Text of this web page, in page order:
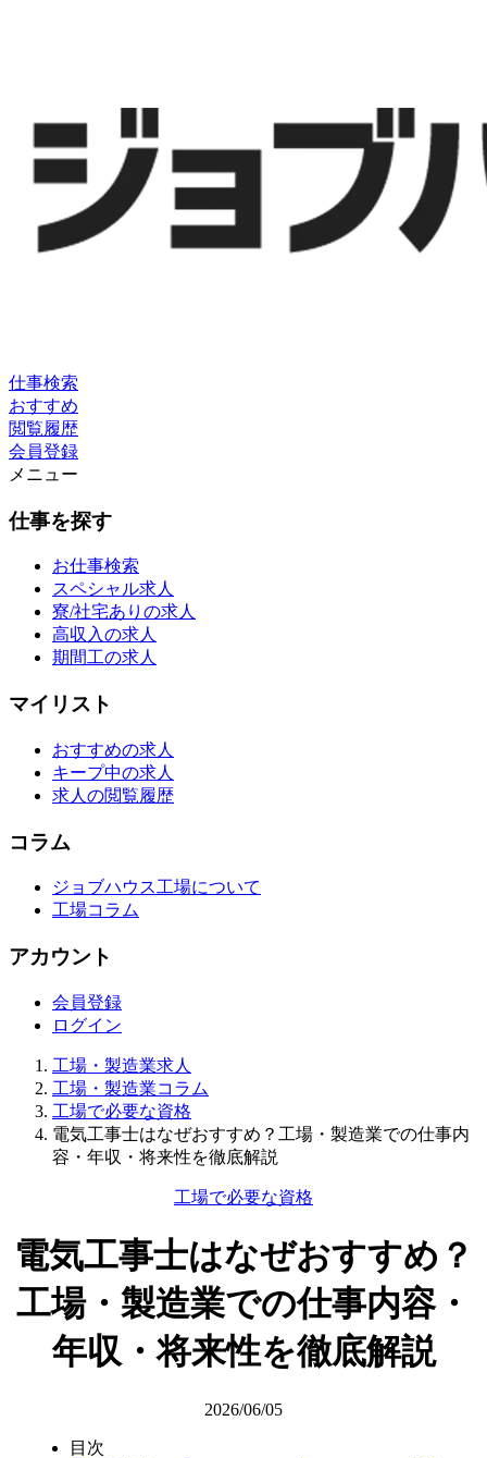
仕事検索
おすすめ
閲覧履歴
会員登録
メニュー
仕事を探す
お仕事検索
スペシャル求人
寮/社宅ありの求人
高収入の求人
期間工の求人
マイリスト
おすすめの求人
キープ中の求人
求人の閲覧履歴
コラム
ジョブハウス工場について
工場コラム
アカウント
会員登録
ログイン
工場・製造業求人
工場・製造業コラム
工場で必要な資格
電気工事士はなぜおすすめ？工場・製造業での仕事内
容・年収・将来性を徹底解説
工場で必要な資格
電気工事士はなぜおすすめ？
工場・製造業での仕事内容・
年収・将来性を徹底解説
2026/06/05
目次